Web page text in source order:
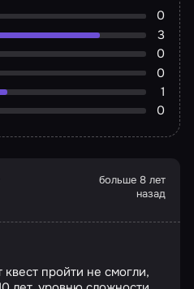
0
3
0
0
1
0
больше 8 лет
назад
квест пройти не смогли,